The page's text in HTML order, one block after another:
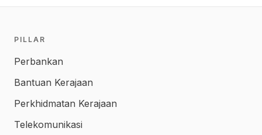
PILLAR
Perbankan
Bantuan Kerajaan
Perkhidmatan Kerajaan
Telekomunikasi